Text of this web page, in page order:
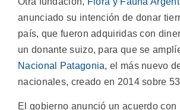
anunciado su intención de donar
país, que fueron adquiridas con
un donante suizo, para que se
Nacional Patagonia, el más nuevo
nacionales, creado en 2014 sobre
El gobierno anunció un acuerdo